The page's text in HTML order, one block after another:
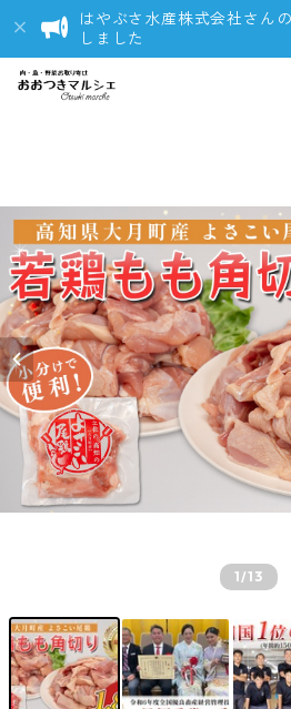
はやぶさ水産株式会社さん
しました
1/13